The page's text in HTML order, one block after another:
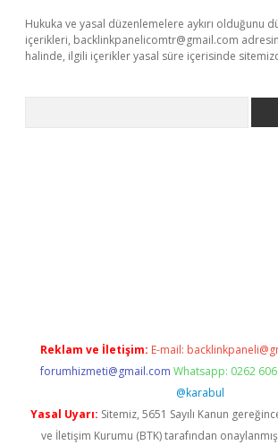
Hukuka ve yasal düzenlemelere aykırı olduğunu
içerikleri, backlinkpanelicomtr@gmail.com
halinde, ilgili içerikler yasal süre içerisinde
Reklam ve İletişim: E-mail:
forumhizmeti@gmail.com Whatsapp: 0262
@karabul
Yasal Uyarı: Sitemiz, 5651 Sayılı Kanun
ve İletişim Kurumu (BTK) tarafından onaylanmış